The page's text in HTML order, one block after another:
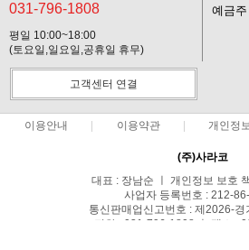
031-796-1808
평일 10:00~18:00
(토요일,일요일,공휴일 휴무)
예금
고객센터 연결
이용안내 이용약관 개인정
(주)사라코
대표 : 장남순 ㅣ 개인정보 보호
사업자 등록번호 : 212-
통신판매업신고번호 : 제2026-
전화 : 031-796-1808 ㅣ 팩스 :